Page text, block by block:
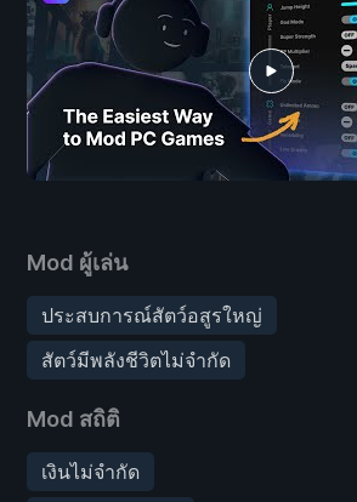
Mod ผู้เล่น
ประสบการณ์สัตว์อสูรใหญ่
สัตว์มีพลังชีวิตไม่จำกัด
Mod สถิติ
เงินไม่จำกัด